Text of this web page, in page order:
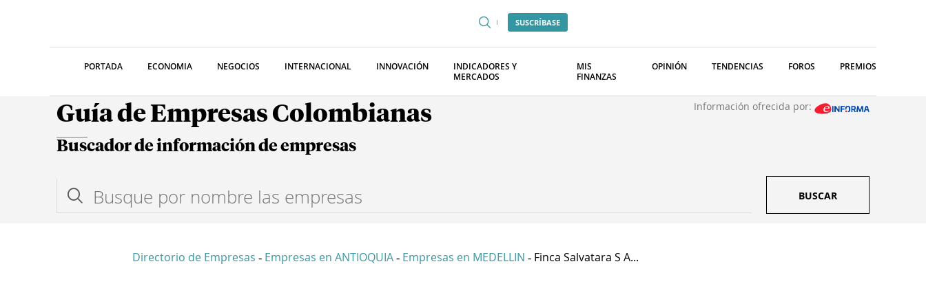
SUSCRÍBASE
PORTADA ECONOMIA NEGOCIOS INTERNACIONAL INNOVACIÓN
INDICADORES Y
MERCADOS
MIS
FINANZAS
OPINIÓN TENDENCIAS FOROS PREMIOS
Guía de Empresas Colombianas Información ofrecida por:
Buscador de información de empresas
BUSCAR
Directorio de Empresas - Empresas en ANTIOQUIA - Empresas en MEDELLIN - Finca Salvatara S A...